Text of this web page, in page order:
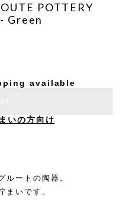
POTTERY
Green
available
いの方向け
ルートの陶器。
まいです。